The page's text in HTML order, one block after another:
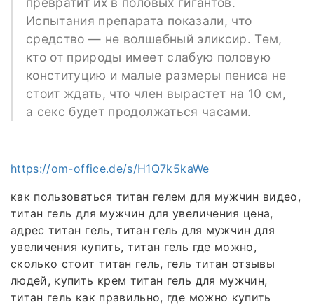
Испытания препарата показали, что
средство — не волшебный эликсир. Тем,
кто от природы имеет слабую половую
конституцию и малые размеры пениса не
стоит ждать, что член вырастет на 10 см,
а секс будет продолжаться часами.
https://om-office.de/s/H1Q7k5kaWe
как пользоваться титан гелем для мужчин видео,
титан гель для мужчин для увеличения цена,
адрес титан гель, титан гель для мужчин для
увеличения купить, титан гель где можно,
сколько стоит титан гель, гель титан отзывы
людей, купить крем титан гель для мужчин,
титан гель как правильно, где можно купить